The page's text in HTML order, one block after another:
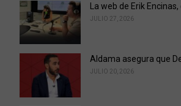
:
La web de Erik
JULIO 27, 2026
Aldama asegura que
JULIO 20, 2026